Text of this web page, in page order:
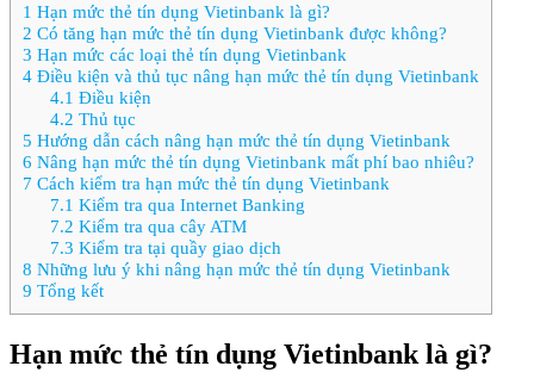
1 Hạn mức thẻ tín dụng Vietinbank là gì?
2 Có tăng hạn mức thẻ tín dụng Vietinbank được không?
3 Hạn mức các loại thẻ tín dụng Vietinbank
4 Điều kiện và thủ tục nâng hạn mức thẻ tín dụng Vietinbank
4.1 Điều kiện
4.2 Thủ tục
5 Hướng dẫn cách nâng hạn mức thẻ tín dụng Vietinbank
6 Nâng hạn mức thẻ tín dụng Vietinbank mất phí bao nhiêu?
7 Cách kiểm tra hạn mức thẻ tín dụng Vietinbank
7.1 Kiểm tra qua Internet Banking
7.2 Kiểm tra qua cây ATM
7.3 Kiểm tra tại quầy giao dịch
8 Những lưu ý khi nâng hạn mức thẻ tín dụng Vietinbank
9 Tổng kết
Hạn mức thẻ tín dụng Vietinbank là gì?